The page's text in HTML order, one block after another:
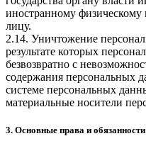
иностранному
лицу.
2.14. Уничтожение
результате которых
безвозвратно с
содержания персональных
системе персональных
материальные носители
3. Основные права и